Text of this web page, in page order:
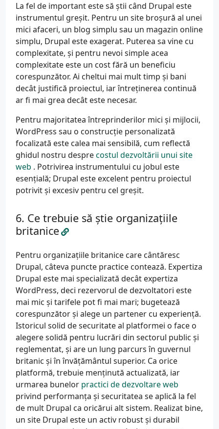
La fel de important este să știi când Drupal este
instrumentul greșit. Pentru un site broșură al unei
mici afaceri, un blog simplu sau un magazin online
simplu, Drupal este exagerat. Puterea sa vine cu
complexitate, și pentru nevoi simple acea
complexitate este un cost fără un beneficiu
corespunzător. Ai cheltui mai mult timp și bani
decât justifică proiectul, iar întreținerea continuă
ar fi mai grea decât este necesar.
Pentru majoritatea întreprinderilor mici și mijlocii,
WordPress sau o construcție personalizată
focalizată este calea mai sensibilă, cum reflectă
ghidul nostru desprecostul dezvoltării unui site
web . Potrivirea instrumentului cu jobul este
esențială; Drupal este excelent pentru proiectul
potrivit și excesiv pentru cel greșit.
Ce trebuie să știe organizațiile
britanice
Pentru organizațiile britanice care cântăresc
Drupal, câteva puncte practice contează. Expertiza
Drupal este mai specializată decât expertiza
WordPress, deci rezervorul de dezvoltatori este
mai mic și tarifele pot fi mai mari; bugetează
corespunzător și alege un partener cu experiență.
Istoricul solid de securitate al platformei o face o
alegere solidă pentru lucrări din sectorul public și
reglementat, și are un lung parcurs în guvernul
britanic și în învățământul superior. Ca orice
platformă, trebuie menținută actualizată, iar
urmarea bunelor practici de dezvoltare web
privind performanța și securitatea se aplică la fel
de mult Drupal ca oricărui alt sistem. Realizat bine,
un site Drupal este un activ robust și durabil